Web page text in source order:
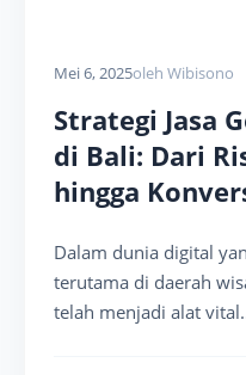
Mei 6, 2025oleh Wibisono
Strategi Jasa
di Bali: Dari
hingga
Dalam dunia digital
terutama di daerah
telah menjadi alat